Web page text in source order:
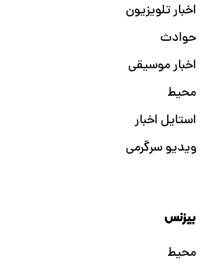
اخبار تلویزیون
حوادث
اخبار موسیقی
محیط
استایل اخبار
ویدیو سرگرمی
بیزنس
محیط